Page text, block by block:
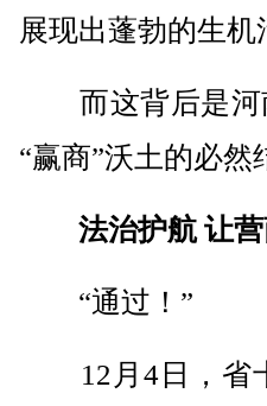
展现出蓬勃的生机
而这背后是河
“赢商”沃土的必然
法治护航 让营
“通过！”
12月4日，省